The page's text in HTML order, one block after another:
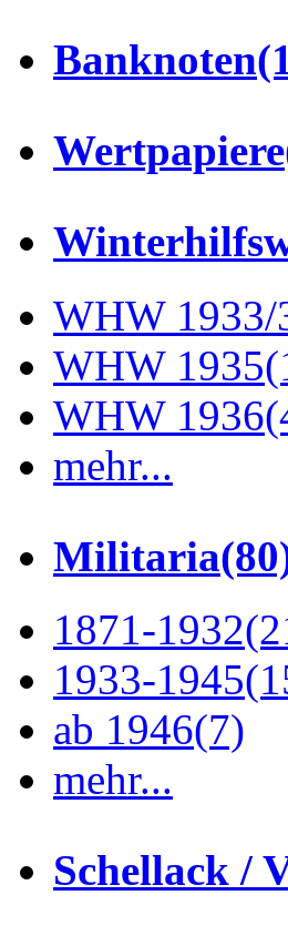
Banknoten
Wertpapiere
WHW 1933/
WHW 1935
WHW 1936
mehr...
Militaria
1871-1932
1933-1945
ab 1946(7)
mehr...
Schellack /